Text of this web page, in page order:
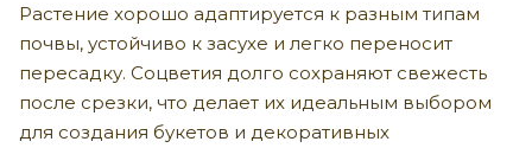
Растение хорошо адаптируется к разным типам
почвы, устойчиво к засухе и легко переносит
пересадку. Соцветия долго сохраняют свежесть
после срезки, что делает их идеальным выбором
для создания букетов и декоративных